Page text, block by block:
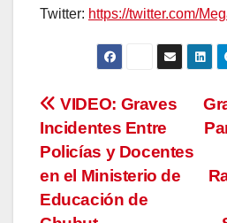
Twitter: https://twitter.com/
Navegación
de
entradas
VIDEO: Graves
Incidentes Entre
Policías y Docentes
en el Ministerio de
Educación de